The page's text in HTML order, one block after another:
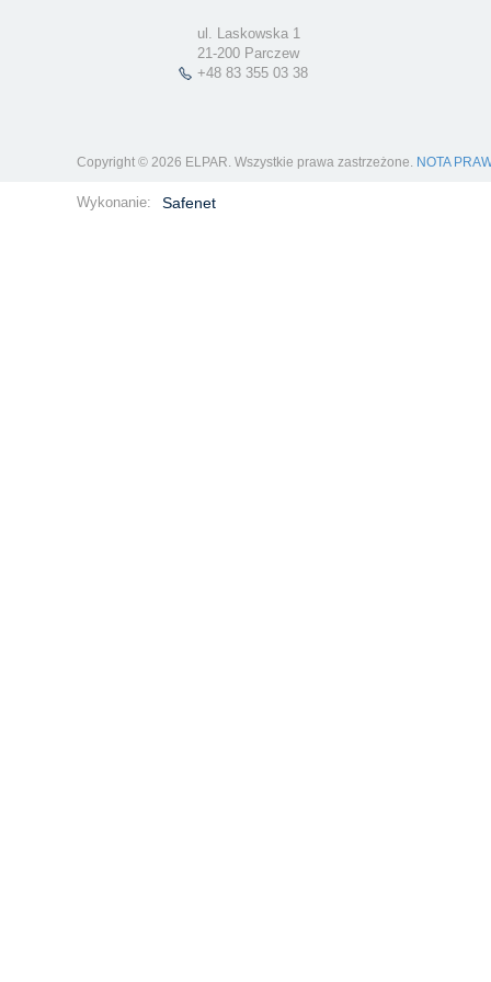
ul. Laskowska 1
21-200 Parczew
+48 83 355 03 38
Copyright © 2026 ELPAR. Wszystkie prawa zastrzeżone. NOTA
Wykonanie: Safenet